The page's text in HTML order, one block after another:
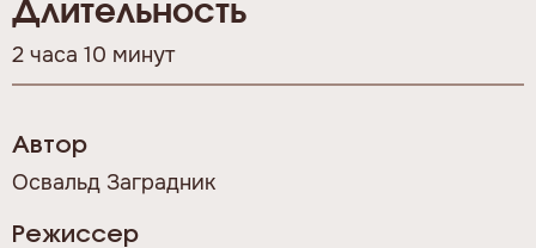
Длительность
2 часа 10 минут
Автор
Освальд Заградник
Режиссер